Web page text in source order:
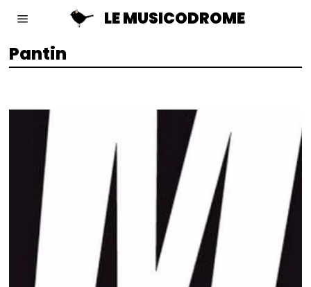
LE MUSICODROME
Pantin